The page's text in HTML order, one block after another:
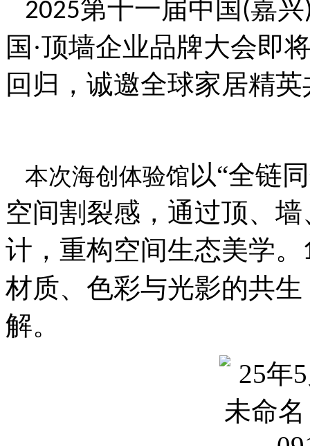
2025第十一届中国 (嘉兴
国·顶墙企业品牌大会即
回归，诚邀全球家居精
本次海创体验馆以“全链
空间割裂感，通过顶、
计，重构空间生态美学。
材质、色彩与光影的共
解。